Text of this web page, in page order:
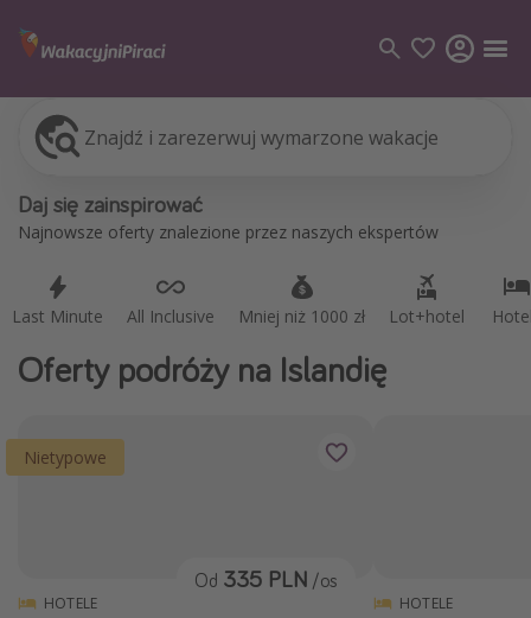
Znajdź i zarezerwuj wymarzone wakacje
Daj się zainspirować
Najnowsze oferty znalezione przez naszych ekspertów
Last Minute All Inclusive Mniej niż 1000 zł Lot+hotel
Last Minute
Loty
Wakacje
Grecja
Zanzibar
Oferty podróży na Islandię
Nietypowe
HOTELE
Od 335 PLN /os
HOTELE